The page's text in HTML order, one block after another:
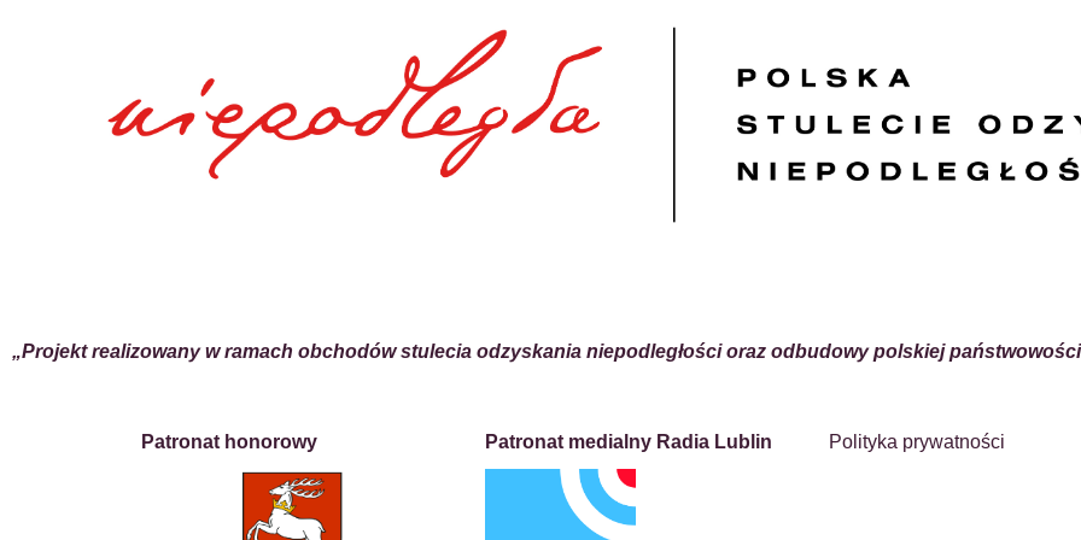
„Projekt realizowany w ramach obchodów stulecia odzyskania niepodległości oraz odbudowy polskiej
Patronat honorowy Patronat medialny Radia Lublin Polityka prywatności